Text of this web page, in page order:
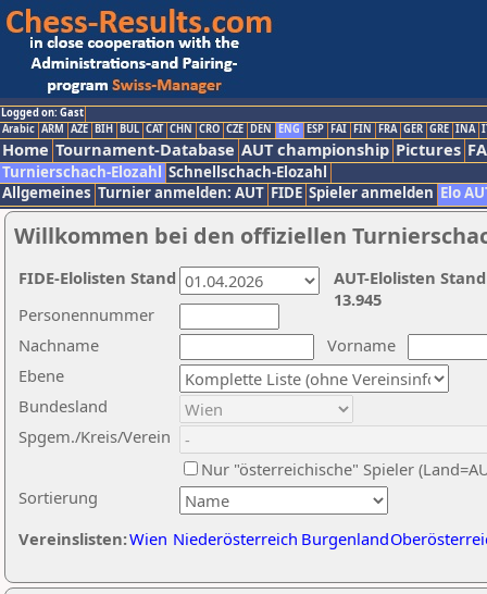
Logged on: Gast
Arabic ARM AZE BIH BUL CAT CHN CRO CZE DEN ENG ESP FAI FIN FRA GER GRE INA
Home Tournament-Database AUT championship Pictures
Turnierschach-Elozahl Schnellschach-Elozahl
Allgemeines Turnier anmelden: AUT FIDE Spieler anmelden Elo
Willkommen bei den offiziellen
Nachname
Vorname
Ebene
Sortierung
Personennummer
Bundesland
Spgem./Kreis/Verein
Nur "österreichische" Spieler
Vereinslisten:Wien Niederösterreich Burgenland
AUT-Elolisten
13.945
FIDE-Elolisten Stand